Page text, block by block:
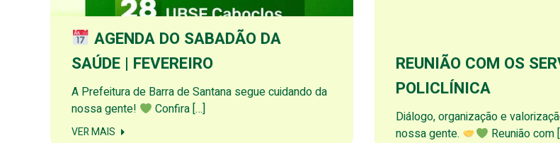
AGENDA DO SABADÃO DA
SAÚDE | FEVEREIRO
A Prefeitura de Barra de Santana segue cuidando da
nossa gente!
Confira […]
VER MAIS
REUNIÃO COM OS
POLICLÍNICA
Diálogo, organização e
nossa gente.
Reunião com